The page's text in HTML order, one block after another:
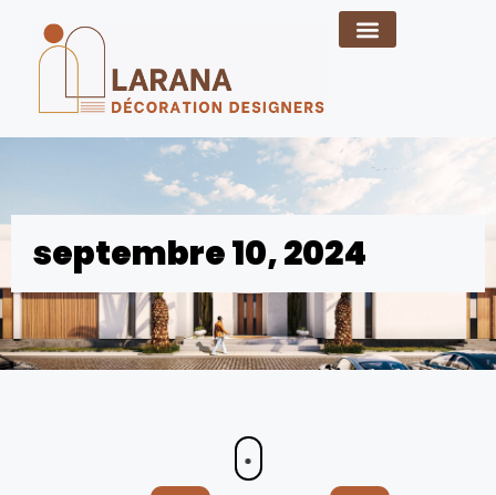
septembre 10, 2024